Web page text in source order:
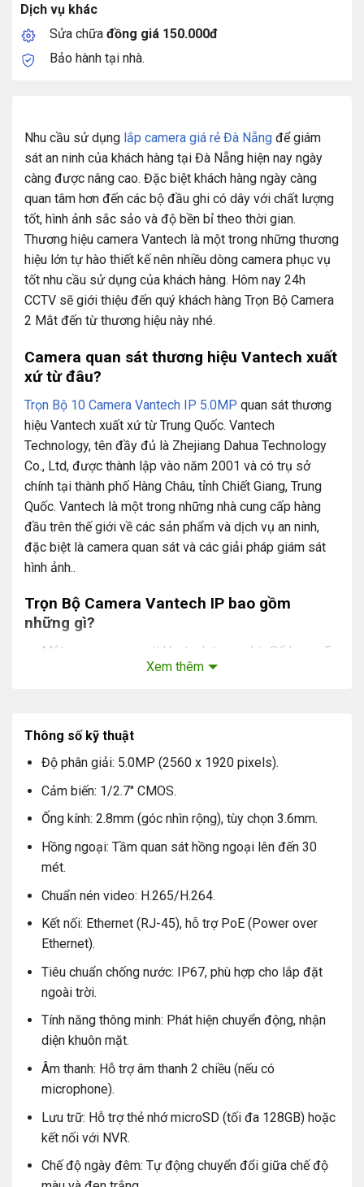
Dịch vụ khác
Sửa chữa đồng giá 150.000đ
Bảo hành tại nhà.
Nhu cầu sử dụng lắp camera giá rẻ Đà Nẵng để giám
sát an ninh của khách hàng tại Đà Nẵng hiện nay ngày
càng được nâng cao. Đặc biệt khách hàng ngày càng
quan tâm hơn đến các bộ đầu ghi có dây với chất lượng
tốt, hình ảnh sắc sảo và độ bền bỉ theo thời gian.
Thương hiệu camera Vantech là một trong những thương
hiệu lớn tự hào thiết kế nên nhiều dòng camera phục vụ
tốt nhu cầu sử dụng của khách hàng. Hôm nay 24h
CCTV sẽ giới thiệu đến quý khách hàng Trọn Bộ Camera
2 Mắt đến từ thương hiệu này nhé.
Camera quan sát thương hiệu Vantech xuất
xứ từ đâu?
Trọn Bộ 10 Camera Vantech IP 5.0MP quan sát thương
hiệu Vantech xuất xứ từ Trung Quốc. Vantech
Technology, tên đầy đủ là Zhejiang Dahua Technology
Co., Ltd, được thành lập vào năm 2001 và có trụ sở
chính tại thành phố Hàng Châu, tỉnh Chiết Giang, Trung
Quốc. Vantech là một trong những nhà cung cấp hàng
đầu trên thế giới về các sản phẩm và dịch vụ an ninh,
đặc biệt là camera quan sát và các giải pháp giám sát
hình ảnh..
Trọn Bộ Camera Vantech IP bao gồm
những gì?
Mắt camera quan sát Vantech trong nhà: Số lượng 5
Đầu ghi 16 kênh tích hợp: Số lượng 01
Nguồn camera: Số lượng 10
Switch 16 cổng: Số lượng 01
Thông số kỹ thuật của Trọn Bộ 10 Camera
Vantech IP 5.0MP
Camera IP Dome hồng ngoại 5.0 Megapixel
VANTECH VPH-3651AI
ảnh sắc nét.
Xem thêm
Thông số kỹ thuật
Độ phân giải: 5.0MP (2560 x 1920 pixels).
Cảm biến: 1/2.7″ CMOS.
Ống kính: 2.8mm (góc nhìn rộng), tùy chọn 3.6mm.
Hồng ngoại: Tầm quan sát hồng ngoại lên đến 30
mét.
Chuẩn nén video: H.265/H.264.
Kết nối: Ethernet (RJ-45), hỗ trợ PoE (Power over
Ethernet).
Tiêu chuẩn chống nước: IP67, phù hợp cho lắp đặt
ngoài trời.
Tính năng thông minh: Phát hiện chuyển động, nhận
diện khuôn mặt.
Âm thanh: Hỗ trợ âm thanh 2 chiều (nếu có
microphone).
Lưu trữ: Hỗ trợ thẻ nhớ microSD (tối đa 128GB) hoặc
kết nối với NVR.
Chế độ ngày đêm: Tự động chuyển đổi giữa chế độ